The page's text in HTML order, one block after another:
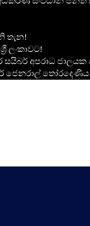
තැන!
ලංකාවට!
සයිබර් අපරාධ
ජෙනරාල්